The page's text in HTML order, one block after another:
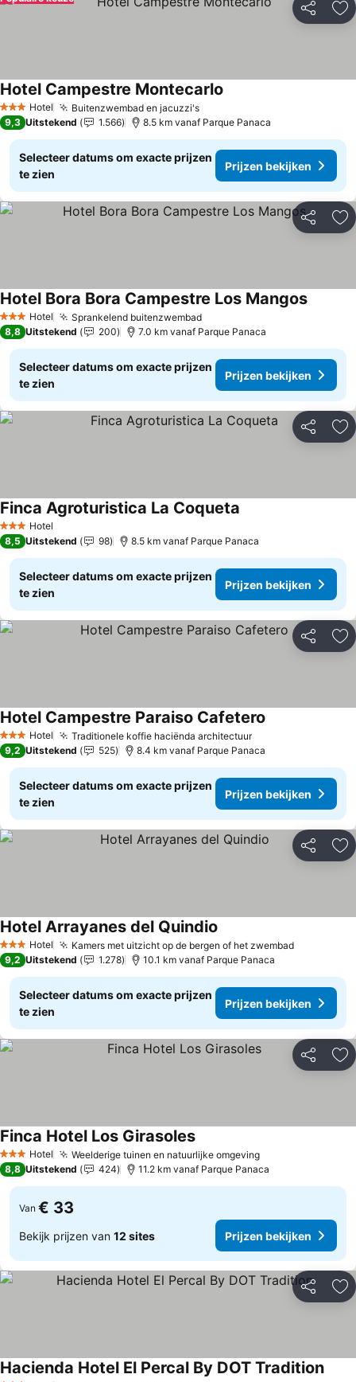
Delen
3 SterrenHotel Buitenzwembad en jacuzzi's
Hotel Campestre Montecarlo
9,3 Uitstekend 1.566 8.5 km vanaf Parque Panaca
Selecteer datums om exacte prijzen
te zien
Prijzen bekijken
Delen
3 SterrenHotel Sprankelend buitenzwembad
Hotel Bora Bora Campestre Los Mangos
8,8 Uitstekend 200 7.0 km vanaf Parque Panaca
Selecteer datums om exacte prijzen
te zien
Prijzen bekijken
Delen
3 SterrenHotel
Finca Agroturistica La Coqueta
8,5 Uitstekend 98 8.5 km vanaf Parque Panaca
Selecteer datums om exacte prijzen
te zien
Prijzen bekijken
Delen
3 SterrenHotel Traditionele koffie haciënda architectuur
Hotel Campestre Paraiso Cafetero
9,2 Uitstekend 525 8.4 km vanaf Parque Panaca
Selecteer datums om exacte prijzen
te zien
Prijzen bekijken
Delen
3 SterrenHotel Kamers met uitzicht op de bergen of het zwembad
Hotel Arrayanes del Quindio
9,2 Uitstekend 1.278 10.1 km vanaf Parque Panaca
Selecteer datums om exacte prijzen
te zien
Prijzen bekijken
Delen
3 SterrenHotel Weelderige tuinen en natuurlijke omgeving
Finca Hotel Los Girasoles
8,8 Uitstekend 424 11.2 km vanaf Parque Panaca
Van € 33
Bekijk prijzen van 12 sites Prijzen bekijken
Delen
Hacienda Hotel El Percal By DOT Tradition